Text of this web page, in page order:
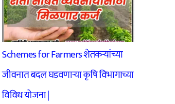
Schemes for Farmers शेतकऱ्यांच्या
जीवनात बदल घडवणाऱ्या कृषि विभागाच्या
विविध योजना |